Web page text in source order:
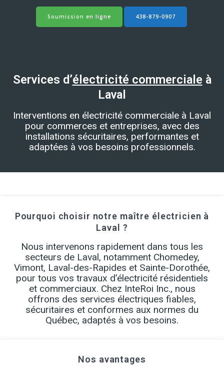
Soumission en ligne 438-879-0907
Services d’électricité commerciale à
Laval
Interventions en électricité commerciale à Laval
pour commerces et entreprises, avec des
installations sécuritaires, performantes et
adaptées à vos besoins professionnels.
Pourquoi choisir notre maître électricien à
Laval ?
Nous intervenons rapidement dans tous les
secteurs de Laval, notamment Chomedey,
Vimont, Laval-des-Rapides et Sainte-Dorothée,
pour tous vos travaux d’électricité résidentiels
et commerciaux. Chez InteRoi Inc., nous
offrons des services électriques fiables,
sécuritaires et conformes aux normes du
Québec, adaptés à vos besoins.
Nos avantages